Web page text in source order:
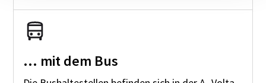
... mit dem Bus